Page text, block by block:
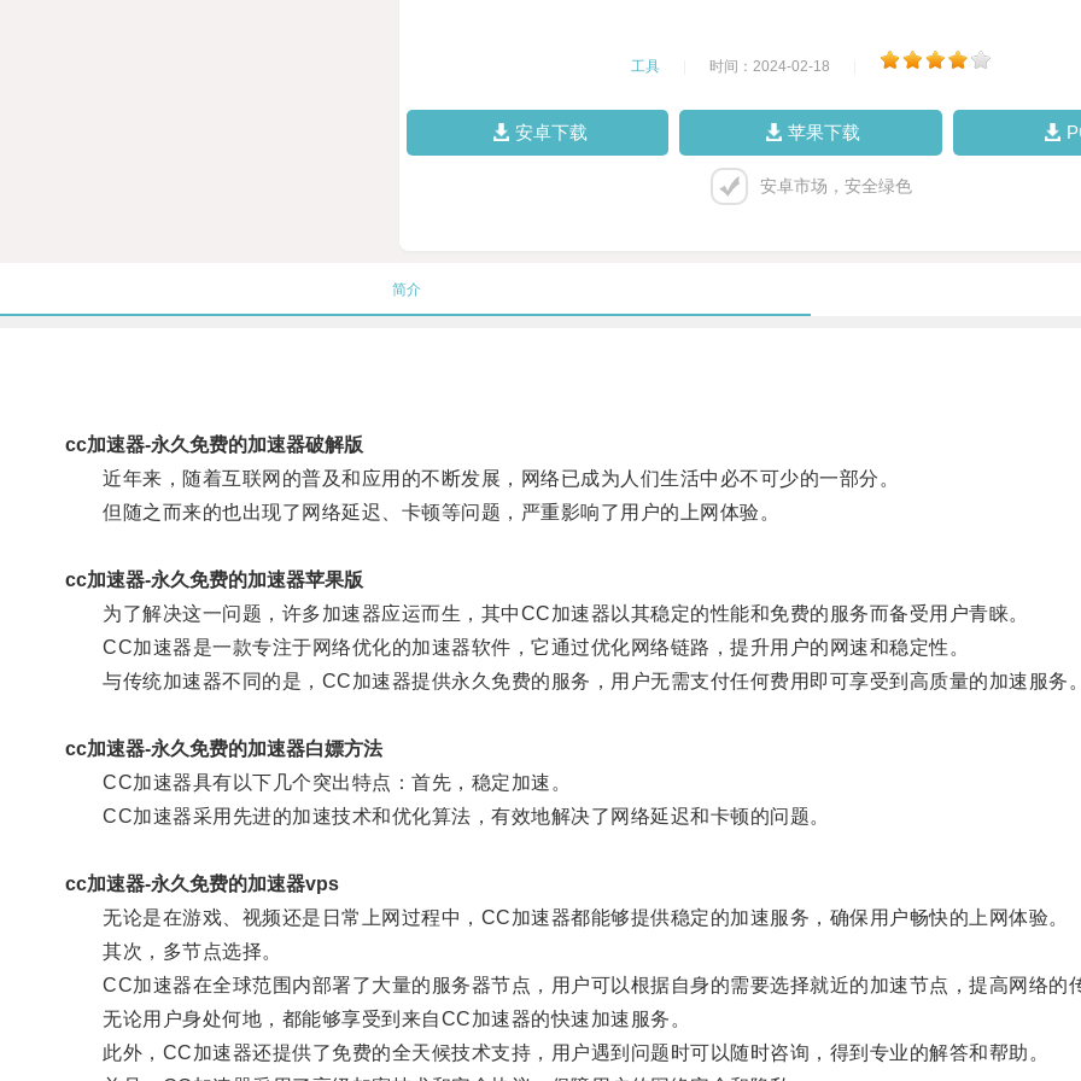
工具 时间：2024-02-18
安卓下载 苹果下载
安卓市场，安全绿色
简介
cc加速器-永久免费的加速器破解版
近年来，随着互联网的普及和应用的不断发展，网络已成为人们生活中必不可少的一部分。
但随之而来的也出现了网络延迟、卡顿等问题，严重影响了用户的上网体验。
cc加速器-永久免费的加速器苹果版
为了解决这一问题，许多加速器应运而生，其中CC加速器以其稳定的性能和免费的服务而备受用户青睐。
CC加速器是一款专注于网络优化的加速器软件，它通过优化网络链路，提升用户的网速和稳定性。
与传统加速器不同的是，CC加速器提供永久免费的服务，用户无需支付任何费用即可享受到高质量的加速服务。
cc加速器-永久免费的加速器白嫖方法
CC加速器具有以下几个突出特点：首先，稳定加速。
CC加速器采用先进的加速技术和优化算法，有效地解决了网络延迟和卡顿的问题。
cc加速器-永久免费的加速器vps
无论是在游戏、视频还是日常上网过程中，CC加速器都能够提供稳定的加速服务，确保用户畅快的上网体验。
其次，多节点选择。
CC加速器在全球范围内部署了大量的服务器节点，用户可以根据自身的需要选择就近的加速节点，提高网络的
无论用户身处何地，都能够享受到来自CC加速器的快速加速服务。
此外，CC加速器还提供了免费的全天候技术支持，用户遇到问题时可以随时咨询，得到专业的解答和帮助。